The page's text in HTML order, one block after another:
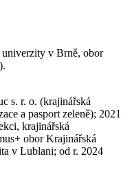
v Brně, obor
s. r. o. (krajinářská
a pasport zeleně); 2021
krajinářská
obor Krajinářská
v Lublani; od r. 2024